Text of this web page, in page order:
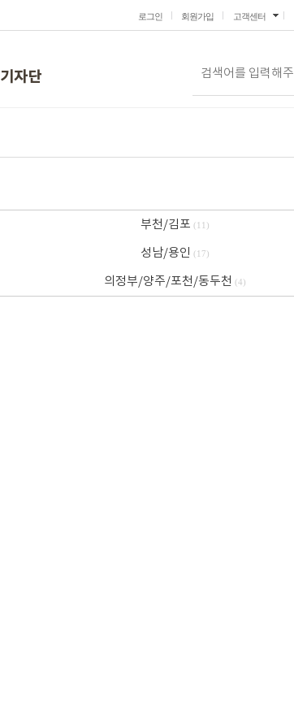
로그인 회원가입 고객센터
기자단
부천/김포 (11)
성남/용인 (17)
의정부/양주/포천/동두천 (4)